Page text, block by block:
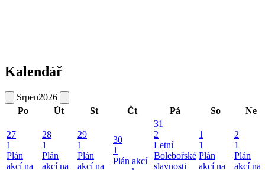
Kalendář
Srpen2026
Po
Út St Čt Pá So Ne
27
1
Plán
akcí na
28
1
Plán
akcí na
29
1
Plán
akcí na
30
1
Plán akcí
31
2
Letní
Bolebořské
slavnosti
1
1
Plán
akcí na
2
1
Plán
akcí na